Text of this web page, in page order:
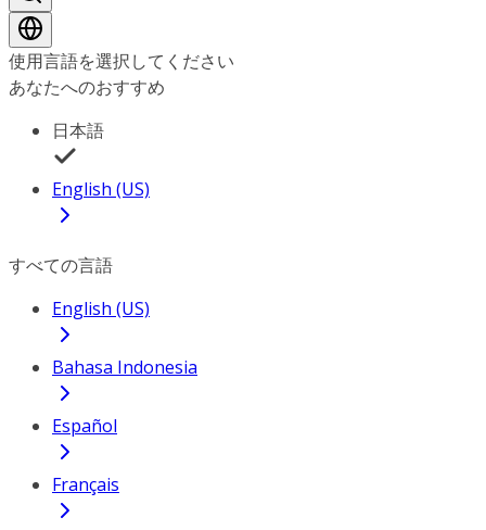
使用言語を選択してください
あなたへのおすすめ
日本語
English (US)
すべての言語
English (US)
Bahasa Indonesia
Español
Français